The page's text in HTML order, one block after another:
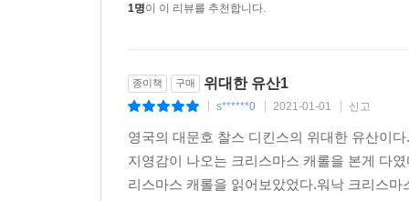
1명이 이 리뷰를 추천합니다.
종이책 구매 위대한 유산1
s******0 2021-01-01 신고
영국의 대문호 찰스 디킨스의 위대한 유산이
지영감이 나오는 크리스마스 캐롤을 본게 다
리스마스 캐롤을 읽어보았었다.워낙 크리스